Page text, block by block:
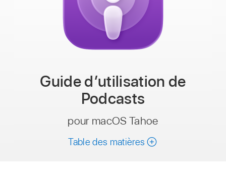
Guide d’utilisation de
Podcasts
pour macOS Tahoe
Table des matières